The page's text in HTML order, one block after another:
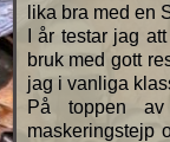
lika bra med en
I år testar jag
bruk med gott
jag i vanliga
På toppen
maskeringstejp